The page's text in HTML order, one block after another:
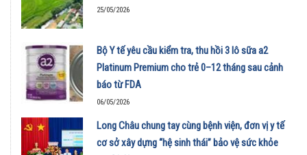
25/05/2026
Bộ Y tế yêu cầu kiểm tra, thu hồi 3 lô sữa a2
Platinum Premium cho trẻ 0–12 tháng sau cảnh
báo từ FDA
06/05/2026
Long Châu chung tay cùng bệnh viện, đơn vị y tế
cơ sở xây dựng “hệ sinh thái” bảo vệ sức khỏe